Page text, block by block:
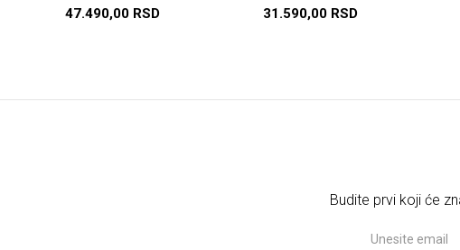
47.490,00 RSD
31.590,00 RSD
Budite prvi koji će